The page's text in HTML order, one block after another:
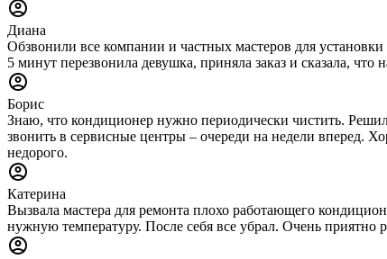
Диана
Обзвонили все компании и частных мастеров для
5 минут перезвонила девушка, приняла заказ и сказала,
Борис
Знаю, что кондиционер нужно периодически чистить.
звонить в сервисные центры – очереди на недели вперед.
недорого.
Катерина
Вызвала мастера для ремонта плохо работающего
нужную температуру. После себя все убрал. Очень приятно